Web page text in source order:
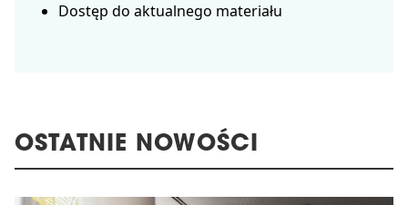
Dostęp do aktualnego materiału
OSTATNIE NOWOŚCI